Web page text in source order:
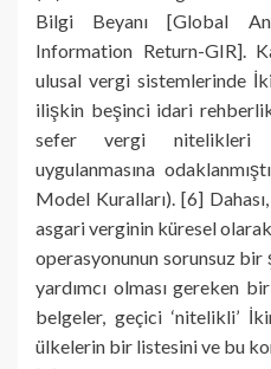
Bilgi Beyanı [Global
Information Return-GIR].
ulusal vergi sistemlerinde
ilişkin beşinci idari
sefer vergi nitelikleri
uygulanmasına
Model Kuralları). [6]
asgari verginin küresel
operasyonunun sorunsuz
yardımcı olması gereken
belgeler, geçici ‘nitelikli’
ülkelerin bir listesini ve bu